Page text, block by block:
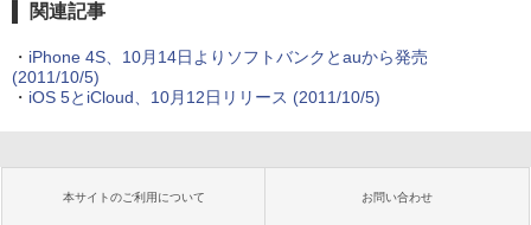
関連記事
・ iPhone 4S、10月14日よりソフトバンクとauから発売
(2011/10/5)
・ iOS 5とiCloud、10月12日リリース (2011/10/5)
本サイトのご利用について お問い合わせ